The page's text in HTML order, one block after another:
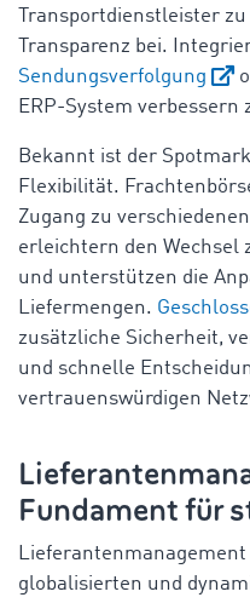
Transportdienstleister
Transparenz bei.
Sendungsverfolgung
ERP-System verbessern
Bekannt ist der
Flexibilität.
Zugang zu
erleichtern den
und unterstützen die
Liefermengen.
zusätzliche Sicherheit,
und schnelle
vertrauenswürdigen
Fundament für
globalisierten und